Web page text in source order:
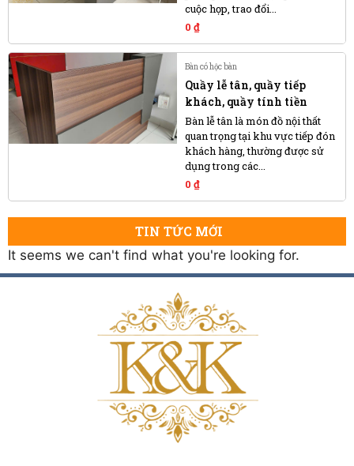
cuộc họp, trao đổi...
0 ₫
Bàn có hộc bàn
Quầy lễ tân, quầy tiếp
khách, quầy tính tiền
Bàn lễ tân là món đồ nội thất
quan trọng tại khu vực tiếp đón
khách hàng, thường được sử
dụng trong các...
0 ₫
TIN TỨC MỚI
It seems we can't find what you're looking for.